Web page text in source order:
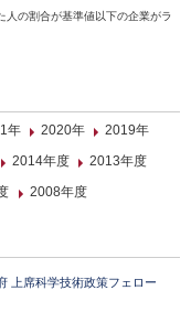
の割合が基準値以下の企業がラ
年 2020年
2019年
2014年度
2013年度
2008年度
上席科学技術政策フェロー